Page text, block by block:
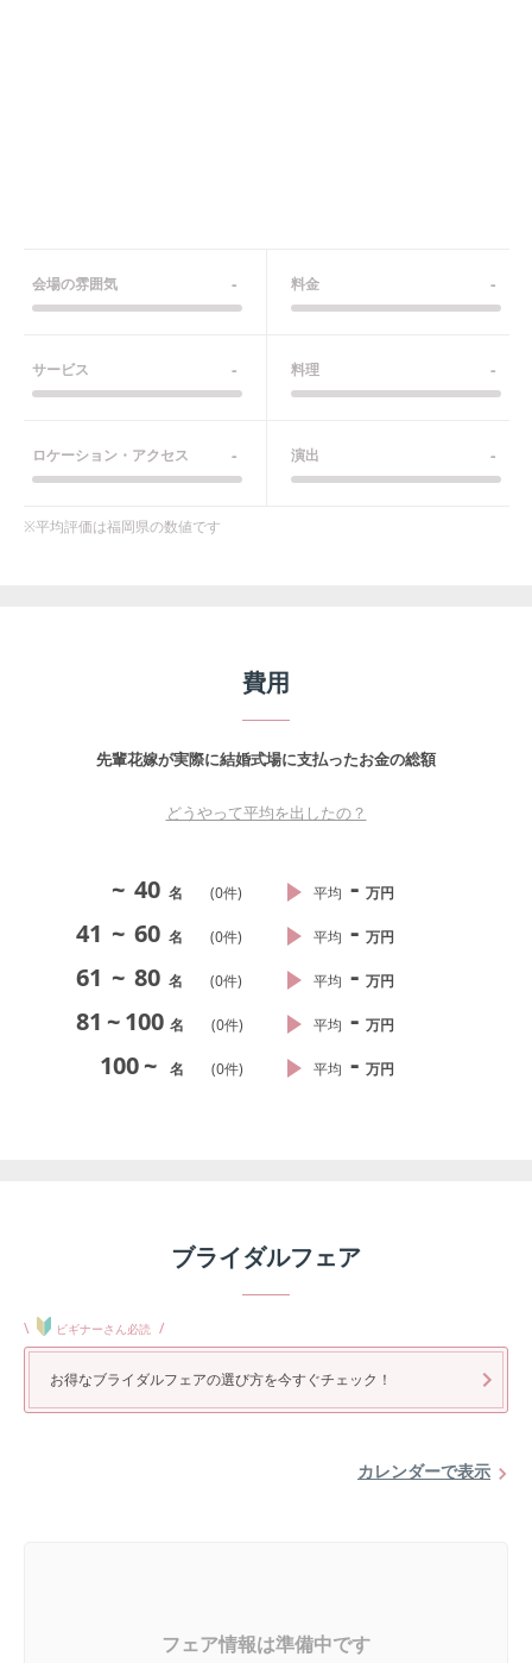
会場の雰囲気 - 料金 -
サービス - 料理 -
ロケーション・アクセス - 演出 -
※平均評価は福岡県の数値です
費用
先輩花嫁が実際に結婚式場に支払ったお金の総額
どうやって平均を出したの？
~ 40 名 (0件) 平均 - 万円
41 ~ 60 名 (0件) 平均 - 万円
61 ~ 80 名 (0件) 平均 - 万円
81 ~100 名 (0件) 平均 - 万円
100~ 名 (0件) 平均 - 万円
ブライダルフェア
\ ビギナーさん必読 /
お得なブライダルフェアの選び方を今すぐチェック！
カレンダーで表示
フェア情報は準備中です